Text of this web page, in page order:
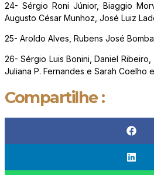
24- Sérgio Roni Júnior, Biaggio
Augusto César Munhoz, José Luiz
25- Aroldo Alves, Rubens José
26- Sérgio Luis Bonini, Daniel
Juliana P. Fernandes e Sarah Coelho
Compartilhe :